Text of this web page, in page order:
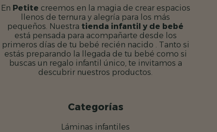
En Petite creemos en la magia de crear espacios
llenos de ternura y alegría para los más
pequeños. Nuestra tienda infantil y de bebé
está pensada para acompañarte desde los
primeros días de tu bebé recién nacido . Tanto si
estás preparando la llegada de tu bebé como si
buscas un regalo infantil único, te invitamos a
descubrir nuestros productos.
Categorías
Láminas infantiles